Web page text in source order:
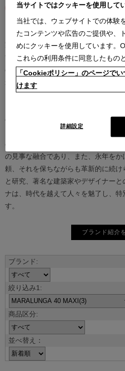
カッシーナは創業以来、インテリア
家具業界では数少ないリーディングブ
す。17世紀、イタリアで誕生したカッ
の製造に始まり、その後豪華客船の内
かなものとしました。1927年にチェ
ト・カッシーナによってカッシーナ
の最も重要な美術館にコレクションさ
イン性は高い評価を得ています。こ
のは、高水準のテクノロジーとアルチ
の見事な融合であり、また、永年を
頼、それを保ちながらも革新的に続
と研究、著名な建築家やデザイナー
ナは、時代を越えて人々を魅了し、
す。
ブランド紹介
並べ替え：
当サイトではクッキーを使用して
当社では、ウェブサイトでの体験
たコンテンツや広告のご提供や、
めにクッキーを使用しています。
これらの利用条件に同意したもの
「Cookieポリシー」のページで
けます
詳細設定